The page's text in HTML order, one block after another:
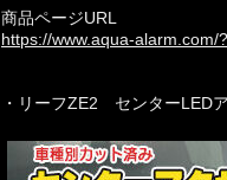
商品ページURL
https://www.aqua-alarm.com/
・リーフZE2 センターLED